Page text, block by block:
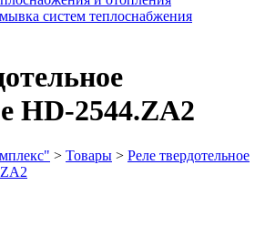
систем теплоснабжения
HD-2544.ZА2
> Товары > Реле твердотельное